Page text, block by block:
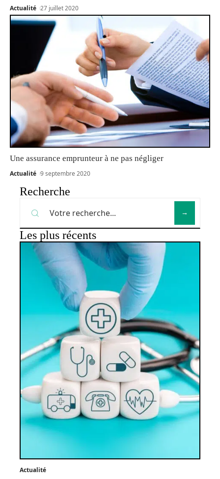
Actualité 27 juillet 2020
Une assurance emprunteur à ne pas négliger
Actualité 9 septembre 2020
Recherche
Les plus récents
Actualité